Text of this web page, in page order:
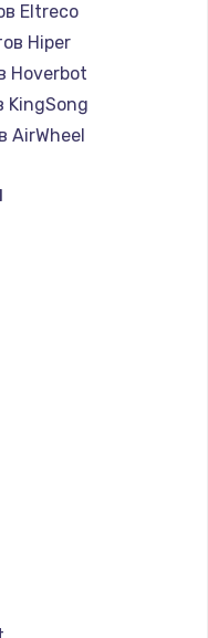
Eltreco
Hiper
Hoverbot
KingSong
AirWheel
Hunter
Shorner
Joyor
Bork
Segway
KIRIN